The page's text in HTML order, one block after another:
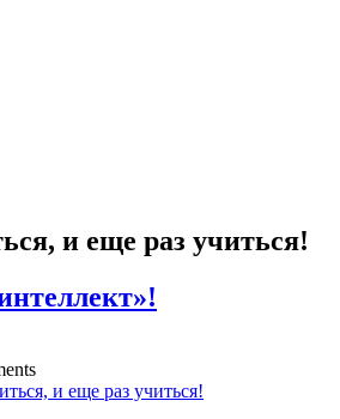
и еще раз учиться!
и еще раз учиться!